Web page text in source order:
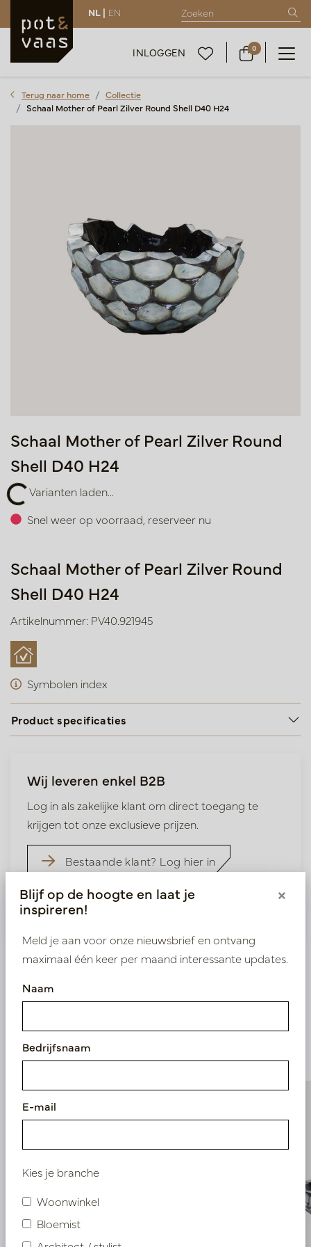
NL | EN
INLOGGEN 0
Terug naar home
Collectie
Schaal Mother of Pearl Zilver Round Shell D40 H24
Schaal Mother of Pearl Zilver Round
Shell D40 H24
Varianten laden...
Snel weer op voorraad, reserveer nu
Schaal Mother of Pearl Zilver Round
Shell D40 H24
Artikelnummer: PV40.921945
Symbolen index
Product specificaties
Wij leveren enkel B2B
Log in als zakelijke klant om direct toegang te
krijgen tot onze exclusieve prijzen.
Bestaande klant? Log hier in
Nieuw? Registreer hier
producten
Blijf op de hoogte en laat je
inspireren!
×
Meld je aan voor onze nieuwsbrief en ontvang
maximaal één keer per maand interessante updates.
Naam
Bedrijfsnaam
E-mail
Kies je branche
Woonwinkel
Bloemist